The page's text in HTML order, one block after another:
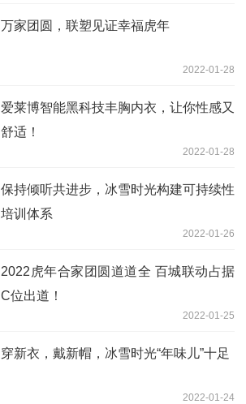
万家团圆，联塑见证幸福虎年
2022-01-28
爱莱博智能黑科技丰胸内衣，让你性感又
舒适！
2022-01-28
保持倾听共进步，冰雪时光构建可持续性
培训体系
2022-01-26
2022虎年合家团圆道道全 百城联动占据
C位出道！
2022-01-25
穿新衣，戴新帽，冰雪时光“年味儿”十足
2022-01-24